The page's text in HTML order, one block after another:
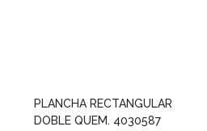
PLANCHA RECTANGULAR
DOBLE QUEM. 4030587